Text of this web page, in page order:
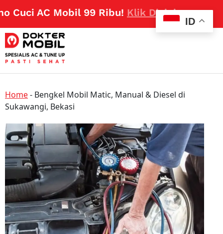
AC Mobil 99 Ribu!Klik Disini
Home- Bengkel Mobil Matic, Manual & Diesel di
Sukawangi, Bekasi
ID